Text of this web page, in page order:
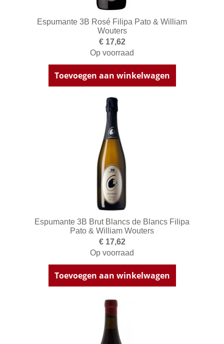
Espumante 3B Rosé Filipa Pato & William
Wouters
€ 17,62
Op voorraad
Toevoegen aan winkelwagen
Espumante 3B Brut Blancs de Blancs Filipa
Pato & William Wouters
€ 17,62
Op voorraad
Toevoegen aan winkelwagen